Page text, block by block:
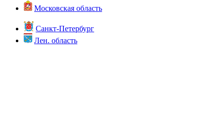
Московская область
Санкт-Петербург
Лен. область